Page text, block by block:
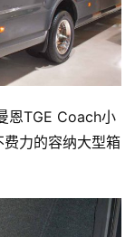
恩TGE Coach小
力的容纳大型箱